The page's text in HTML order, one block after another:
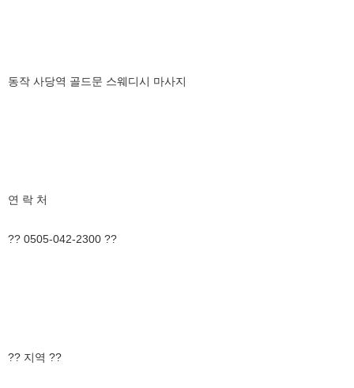
동작 사당역 골드문 스웨디시 마사지
연 락 처
?? 0505-042-2300 ??
?? 지역 ??